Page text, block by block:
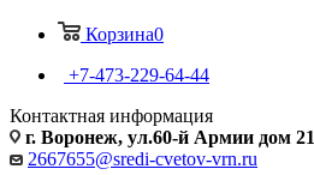
Корзина0
+7-473-229-64-44
Контактная информация
г. Воронеж, ул.60-й Армии дом 21
2667655@sredi-cvetov-vrn.ru